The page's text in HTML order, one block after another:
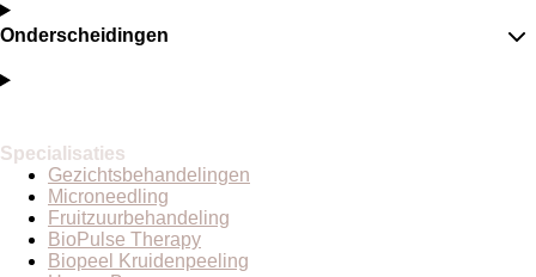
Onderscheidingen
Specialisaties
Gezichtsbehandelingen
Microneedling
Fruitzuurbehandeling
BioPulse Therapy
Biopeel Kruidenpeeling